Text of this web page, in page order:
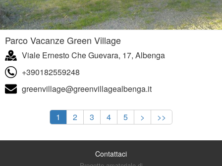
Parco Vacanze Green Village
Viale Ernesto Che Guevara, 17, Albenga
+390182559248
greenvillage@greenvillagealbenga.it
1 2 3 4 5 > >>
Contattaci